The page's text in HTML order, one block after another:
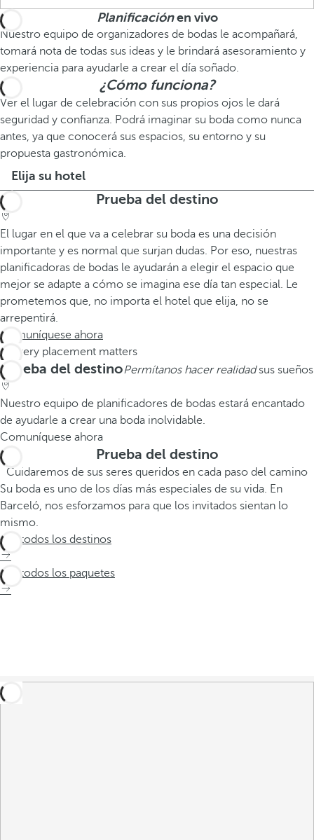
Planificaciónen vivo
Nuestro equipo de organizadores de bodas le acompañará,
tomará nota de todas sus ideas y le brindará asesoramiento y
experiencia para ayudarle a crear el día soñado.
¿Cómo funciona?
Ver el lugar de celebración con sus propios ojos le dará
seguridad y confianza. Podrá imaginar su boda como nunca
antes, ya que conocerá sus espacios, su entorno y su
propuesta gastronómica.
Elija su hotel
Prueba del destino
El lugar en el que va a celebrar su boda es una decisión
importante y es normal que surjan dudas. Por eso, nuestras
planificadoras de bodas le ayudarán a elegir el espacio que
mejor se adapte a cómo se imagina ese día tan especial. Le
prometemos que, no importa el hotel que elija, no se
arrepentirá.
Comuníquese ahora
Prueba del destinoPermítanos hacer realidadsus sueños
Nuestro equipo de planificadores de bodas estará encantado
de ayudarle a crear una boda inolvidable.
Comuníquese ahora
Prueba del destino
Cuidaremos de sus seres queridos en cada paso del camino
Su boda es uno de los días más especiales de su vida. En
Barceló, nos esforzamos para que los invitados sientan lo
mismo.
Ver todos los destinos
Ver todos los paquetes